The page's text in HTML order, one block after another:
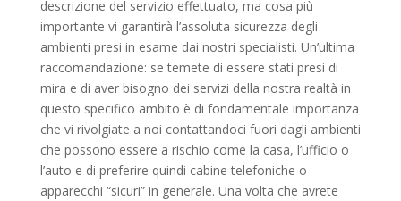
descrizione del servizio effettuato, ma cosa più
importante vi garantirà l’assoluta sicurezza degli
ambienti presi in esame dai nostri specialisti. Un’ultima
raccomandazione: se temete di essere stati presi di
mira e di aver bisogno dei servizi della nostra realtà in
questo specifico ambito è di fondamentale importanza
che vi rivolgiate a noi contattandoci fuori dagli ambienti
che possono essere a rischio come la casa, l’ufficio o
l’auto e di preferire quindi cabine telefoniche o
apparecchi “sicuri” in generale. Una volta che avrete